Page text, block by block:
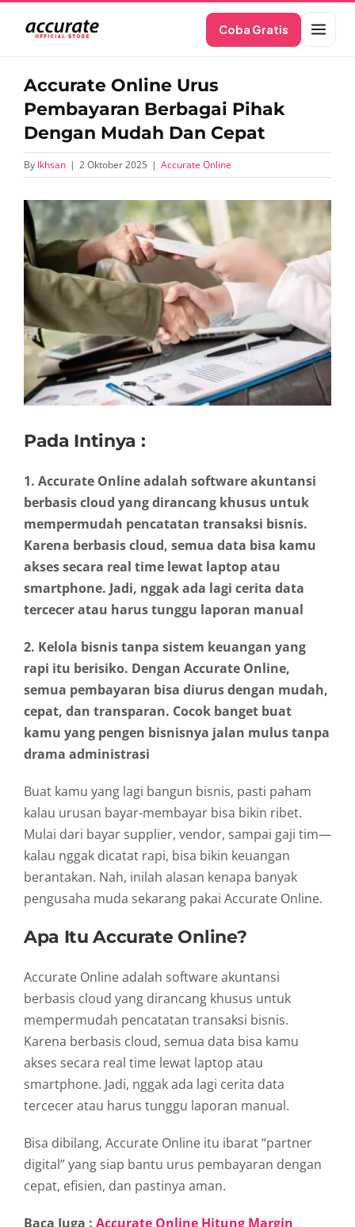
content
Coba Gratis
Accurate Online Urus
Pembayaran Berbagai Pihak
Dengan Mudah Dan Cepat
By Ikhsan | 2 Oktober 2025 | Accurate Online
View
Larger
Image
Pada Intinya :
1. Accurate Online adalah software akuntansi
berbasis cloud yang dirancang khusus untuk
mempermudah pencatatan transaksi bisnis.
Karena berbasis cloud, semua data bisa kamu
akses secara real time lewat laptop atau
smartphone. Jadi, nggak ada lagi cerita data
tercecer atau harus tunggu laporan manual
2. Kelola bisnis tanpa sistem keuangan yang
rapi itu berisiko. Dengan Accurate Online,
semua pembayaran bisa diurus dengan mudah,
cepat, dan transparan. Cocok banget buat
kamu yang pengen bisnisnya jalan mulus tanpa
drama administrasi
Buat kamu yang lagi bangun bisnis, pasti paham
kalau urusan bayar-membayar bisa bikin ribet.
Mulai dari bayar supplier, vendor, sampai gaji tim—
kalau nggak dicatat rapi, bisa bikin keuangan
berantakan. Nah, inilah alasan kenapa banyak
pengusaha muda sekarang pakai Accurate Online.
Apa Itu Accurate Online?
Accurate Online adalah software akuntansi
berbasis cloud yang dirancang khusus untuk
mempermudah pencatatan transaksi bisnis.
Karena berbasis cloud, semua data bisa kamu
akses secara real time lewat laptop atau
smartphone. Jadi, nggak ada lagi cerita data
tercecer atau harus tunggu laporan manual.
Bisa dibilang, Accurate Online itu ibarat “partner
digital” yang siap bantu urus pembayaran dengan
cepat, efisien, dan pastinya aman.
Baca Juga : Accurate Online Hitung Margin